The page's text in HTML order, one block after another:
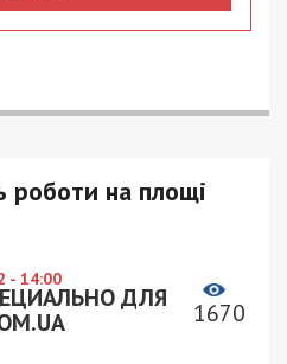
роботи на площі
- 14:00
ДЛЯ
1670